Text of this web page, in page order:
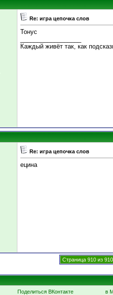
Re: игра цепочка слов
Тонус
Каждый живёт так, как
Re: игра цепочка слов
ецина
Страница 910 из 910
Поделиться ВКонтакте
в